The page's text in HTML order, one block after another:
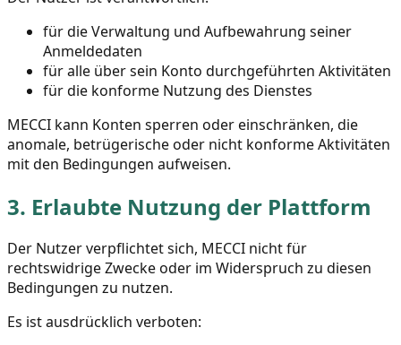
für die Verwaltung und Aufbewahrung seiner
Anmeldedaten
für alle über sein Konto durchgeführten Aktivitäten
für die konforme Nutzung des Dienstes
MECCI kann Konten sperren oder einschränken, die
anomale, betrügerische oder nicht konforme Aktivitäten
mit den Bedingungen aufweisen.
3. Erlaubte Nutzung der Plattform
Der Nutzer verpflichtet sich, MECCI nicht für
rechtswidrige Zwecke oder im Widerspruch zu diesen
Bedingungen zu nutzen.
Es ist ausdrücklich verboten: